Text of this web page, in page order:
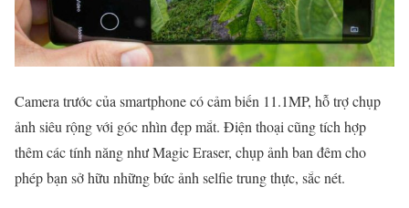
Camera trước của smartphone có cảm biến 11.1MP, hỗ trợ chụp
ảnh siêu rộng với góc nhìn đẹp mắt. Điện thoại cũng tích hợp
thêm các tính năng như Magic Eraser, chụp ảnh ban đêm cho
phép bạn sở hữu những bức ảnh selfie trung thực, sắc nét.